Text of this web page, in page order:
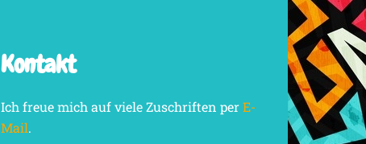
Kontakt
Ich freue mich auf viele Zuschriften perE-
Mail.